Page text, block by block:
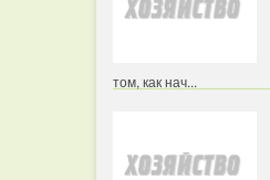
том, как нач...